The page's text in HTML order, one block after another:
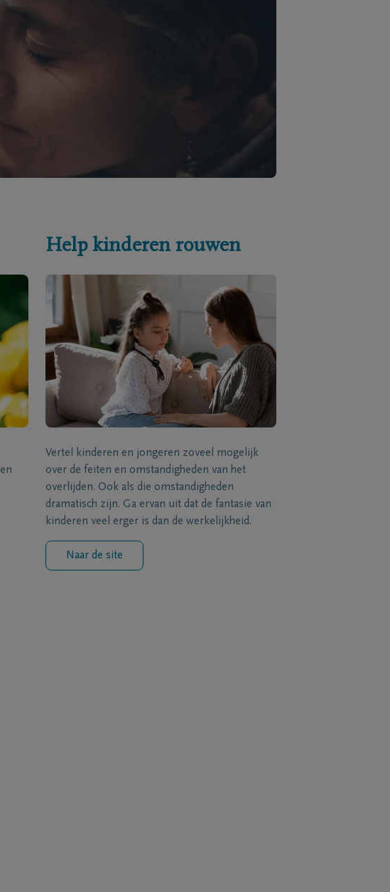
Help kinderen rouwen
Vertel kinderen en jongeren zoveel mogelijk
over de feiten en omstandigheden van het
overlijden. Ook als die omstandigheden
dramatisch zijn. Ga ervan uit dat de fantasie van
kinderen veel erger is dan de werkelijkheid.
Naar de site